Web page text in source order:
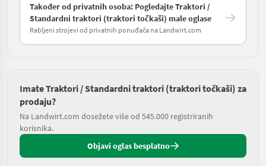
Također od privatnih osoba: Pogledajte Traktori /
Standardni traktori (traktori točkaši) male oglase
Rabljeni strojevi od privatnih ponuđača na Landwirt.com
Imate Traktori / Standardni traktori (traktori točkaši) za
prodaju?
Na Landwirt.com dosežete više od 545.000 registriranih
korisnika.
Objavi oglas besplatno